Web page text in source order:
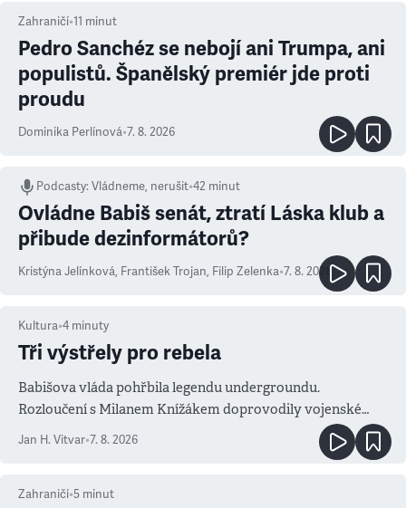
Zahraničí•11 minut
Pedro Sanchéz se nebojí ani Trumpa, ani
populistů. Španělský premiér jde proti
proudu
Dominika Perlínová•7. 8. 2026
Podcasty:Vládneme, nerušit•42 minut
Ovládne Babiš senát, ztratí Láska klub a
přibude dezinformátorů?
Kristýna Jelínková, František Trojan, Filip Zelenka•7. 8. 2026
Kultura•4 minuty
Tři výstřely pro rebela
Babišova vláda pohřbila legendu undergroundu.
Rozloučení s Milanem Knížákem doprovodily vojenské
salvy i kritika pokrokářů
Jan H. Vitvar•7. 8. 2026
Zahraničí•5 minut